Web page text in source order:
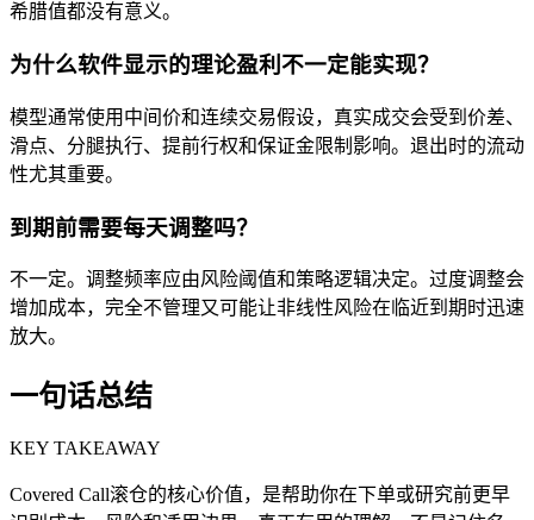
希腊值都没有意义。
为什么软件显示的理论盈利不一定能实现？
模型通常使用中间价和连续交易假设，真实成交会受到价差、
滑点、分腿执行、提前行权和保证金限制影响。退出时的流动
性尤其重要。
到期前需要每天调整吗？
不一定。调整频率应由风险阈值和策略逻辑决定。过度调整会
增加成本，完全不管理又可能让非线性风险在临近到期时迅速
放大。
一句话总结
KEY TAKEAWAY
Covered Call滚仓的核心价值，是帮助你在下单或研究前更早